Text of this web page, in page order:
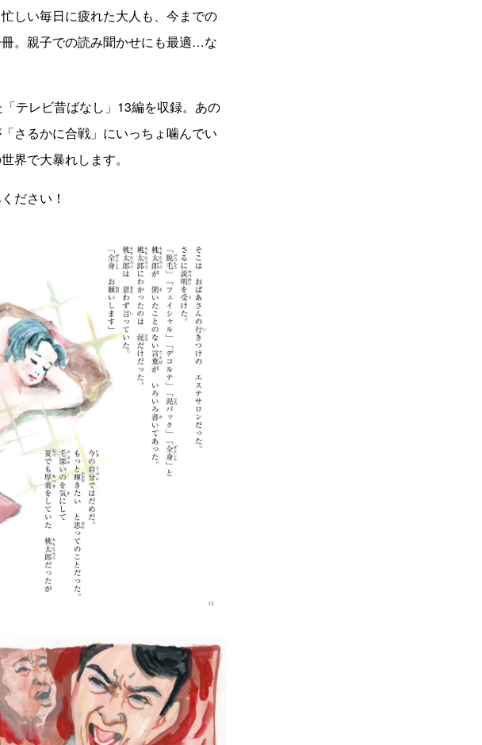
しい毎日に疲れた大人も、今までの
。親子での読み聞かせにも最適…な
テレビ昔ばなし」13編を収録。あの
さるかに合戦」にいっちょ噛んでい
で大暴れします。
ださい！